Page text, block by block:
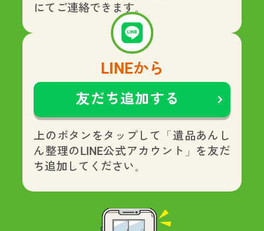
にてご連絡できます。
LINEから
友だち追加する
上のボタンをタップして「遺品あんし
ん整理のLINE公式アカウント」を友だ
ち追加してください。